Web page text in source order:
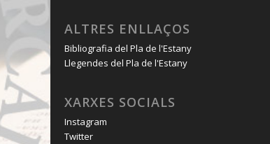
ALTRES ENLLAÇOS
Bibliografia del Pla de l'Estany
Llegendes del Pla de l'Estany
XARXES SOCIALS
Instagram
Twitter